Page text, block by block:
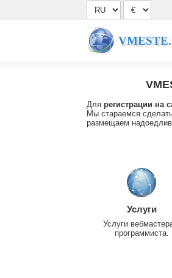
Для регистрации на
Мы стараемся
размещаем
Услуги
Услуги
программиста.